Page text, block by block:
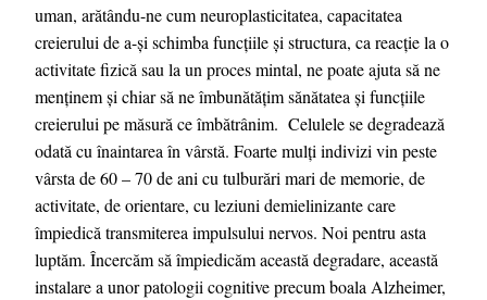
uman, arătându-ne cum neuroplasticitatea, capacitatea
creierului de a-și schimba funcțiile și structura, ca reacție la o
activitate fizică sau la un proces mintal, ne poate ajuta să ne
menținem și chiar să ne îmbunătățim sănătatea și funcțiile
creierului pe măsură ce îmbătrânim. Celulele se degradează
odată cu înaintarea în vârstă. Foarte mulți indivizi vin peste
vârsta de 60 – 70 de ani cu tulburări mari de memorie, de
activitate, de orientare, cu leziuni demielinizante care
împiedică transmiterea impulsului nervos. Noi pentru asta
luptăm. Încercăm să împiedicăm această degradare, această
instalare a unor patologii cognitive precum boala Alzheimer,